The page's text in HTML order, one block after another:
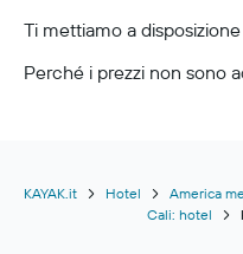
Ti mettiamo a
Perché i prezzi non sono
KAYAK.it Hotel America
Cali: hotel